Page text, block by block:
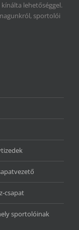
lehetőséggel.
sportolói
csapat
sportolóinak